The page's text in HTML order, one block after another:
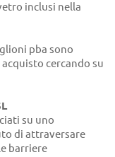
inclusi nella
pba sono
cercando su
su uno
di attraversare
barriere